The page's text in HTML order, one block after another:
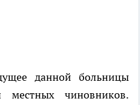
данной больницы
местных чиновников.